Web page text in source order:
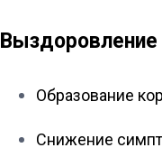
Образование
Снижение